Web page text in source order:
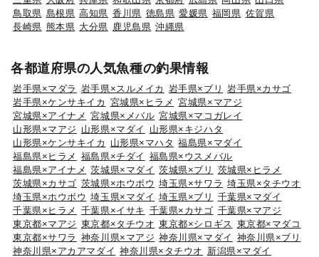
鳥取県 島根県 高知県 香川県 徳島県 愛媛県 福岡県 佐賀県
長崎県 熊本県 大分県 鹿児島県 沖縄県
各都道府県の人気魚種の釣果情報
岩手県×マダラ 岩手県×スルメイカ 岩手県×ブリ
岩手県×カサゴ
岩手県×ケンサキイカ 宮城県×ヒラメ 宮城県×マアジ
宮城県×アイナメ 宮城県×メバル 宮城県×マコガレイ
山形県×マアジ 山形県×マダイ
山形県×キジハタ
山形県×ケンサキイカ
山形県×マハタ 福島県×マダイ
福島県×ヒラメ 福島県×チダイ 福島県×ウスメバル
福島県×アイナメ 茨城県×マダイ 茨城県×ブリ
茨城県×ヒラメ
茨城県×カサゴ 茨城県×ホウボウ 埼玉県×サワラ 埼玉県×タチウオ
埼玉県×ホウボウ 埼玉県×マダイ 埼玉県×ブリ
千葉県×マダイ
千葉県×ヒラメ 千葉県×イサキ 千葉県×カサゴ 千葉県×マアジ
東京都×マアジ 東京都×タチウオ 東京都×シロギス 東京都×マダコ
東京都×サワラ 神奈川県×マアジ 神奈川県×マダイ 神奈川県×ブリ
神奈川県×アカアマダイ 神奈川県×タチウオ 新潟県×マダイ